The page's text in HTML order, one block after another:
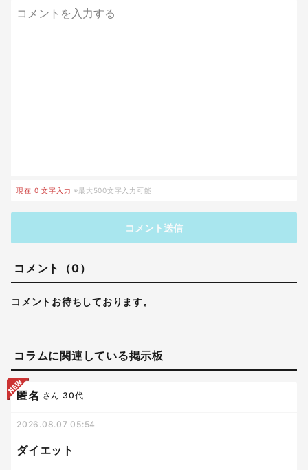
現在 0 文字入力 ※最大500文字入力可能
コメント送信
コメント（0）
コメントお待ちしております。
コラムに関連している掲示板
ダイエット
匿名 さん 30代
2026.08.07 05:54